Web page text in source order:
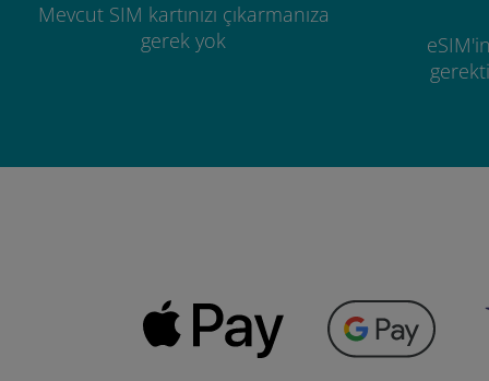
Mevcut SIM kartınızı çıkarmanıza
gerek yok